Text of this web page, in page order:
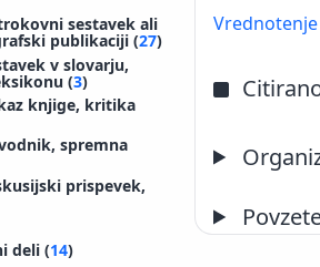
sestavek ali
publikaciji (27)
v slovarju,
(3)
knjige, kritika
spremna
prispevek,
deli (14)